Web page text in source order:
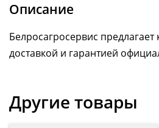
Описание
Белросагросервис предлагает
доставкой и гарантией
Другие товары